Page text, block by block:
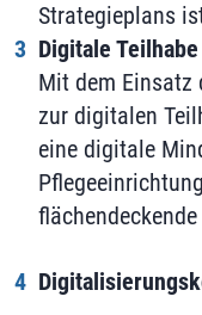
Strategieplans
Digitale
Mit dem Einsatz
zur digitalen
eine digitale